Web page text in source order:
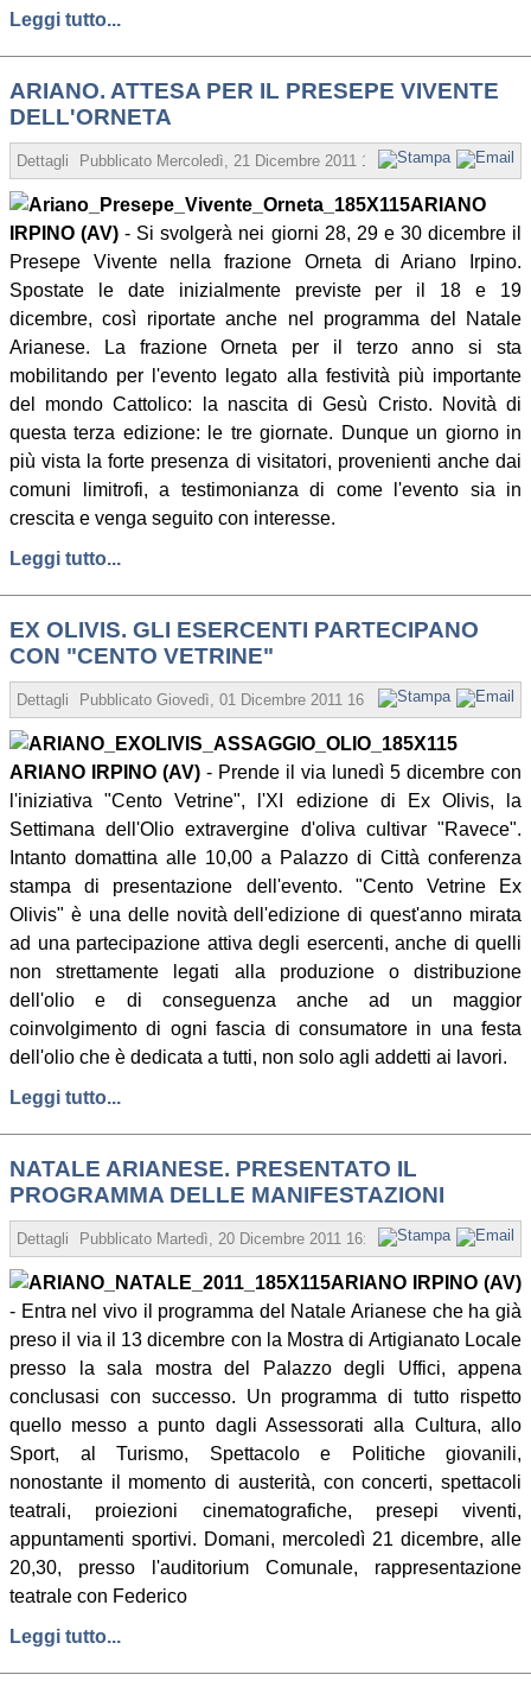
Leggi tutto...
ARIANO. ATTESA PER IL PRESEPE VIVENTE
DELL'ORNETA
Dettagli Pubblicato Mercoledì, 21 Dicembre 2011 15:18 Scritto da
ARIANO
IRPINO (AV) - Si svolgerà nei giorni 28, 29 e 30 dicembre il
Presepe Vivente nella frazione Orneta di Ariano Irpino.
Spostate le date inizialmente previste per il 18 e 19
dicembre, così riportate anche nel programma del Natale
Arianese. La frazione Orneta per il terzo anno si sta
mobilitando per l'evento legato alla festività più importante
del mondo Cattolico: la nascita di Gesù Cristo. Novità di
questa terza edizione: le tre giornate. Dunque un giorno in
più vista la forte presenza di visitatori, provenienti anche dai
comuni limitrofi, a testimonianza di come l'evento sia in
crescita e venga seguito con interesse.
Leggi tutto...
EX OLIVIS. GLI ESERCENTI PARTECIPANO
CON "CENTO VETRINE"
Dettagli Pubblicato Giovedì, 01 Dicembre 2011 16:18 Scritto da
ARIANO IRPINO (AV) - Prende il via lunedì 5 dicembre con
l'iniziativa "Cento Vetrine", l'XI edizione di Ex Olivis, la
Settimana dell'Olio extravergine d'oliva cultivar "Ravece".
Intanto domattina alle 10,00 a Palazzo di Città conferenza
stampa di presentazione dell'evento. "Cento Vetrine Ex
Olivis" è una delle novità dell'edizione di quest'anno mirata
ad una partecipazione attiva degli esercenti, anche di quelli
non strettamente legati alla produzione o distribuzione
dell'olio e di conseguenza anche ad un maggior
coinvolgimento di ogni fascia di consumatore in una festa
dell'olio che è dedicata a tutti, non solo agli addetti ai lavori.
Leggi tutto...
NATALE ARIANESE. PRESENTATO IL
PROGRAMMA DELLE MANIFESTAZIONI
Dettagli Pubblicato Martedì, 20 Dicembre 2011 16:29 Scritto da
ARIANO IRPINO (AV)
- Entra nel vivo il programma del Natale Arianese che ha già
preso il via il 13 dicembre con la Mostra di Artigianato Locale
presso la sala mostra del Palazzo degli Uffici, appena
conclusasi con successo. Un programma di tutto rispetto
quello messo a punto dagli Assessorati alla Cultura, allo
Sport, al Turismo, Spettacolo e Politiche giovanili,
nonostante il momento di austerità, con concerti, spettacoli
teatrali, proiezioni cinematografiche, presepi viventi,
appuntamenti sportivi. Domani, mercoledì 21 dicembre, alle
20,30, presso l'auditorium Comunale, rappresentazione
teatrale con Federico
Leggi tutto...